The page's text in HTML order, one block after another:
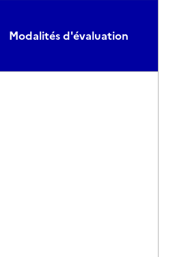
Modalités d'évaluation